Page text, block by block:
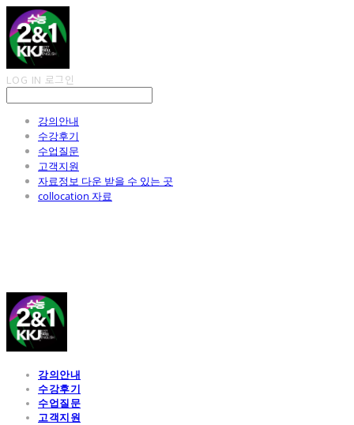
LOG IN 로그인
강의안내
수강후기
수업질문
고객지원
자료정보 다운 받을 수 있는 곳
collocation 자료
강의안내
수강후기
수업질문
고객지원